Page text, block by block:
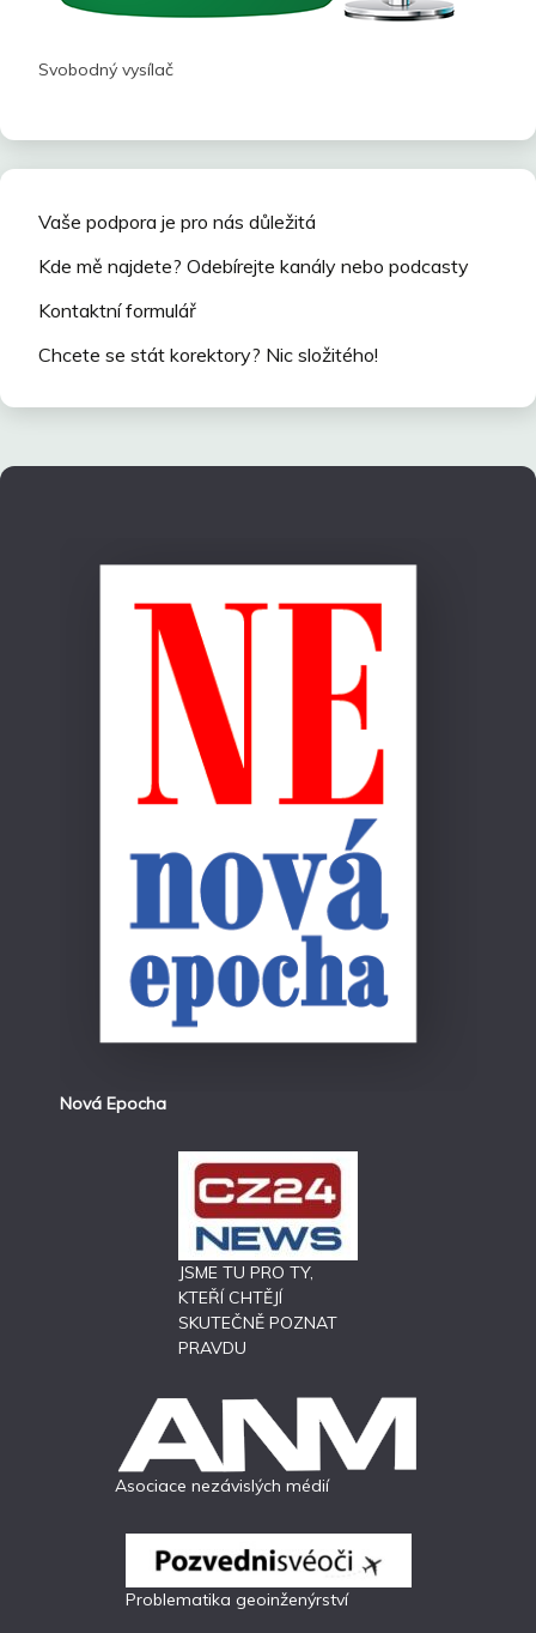
Svobodný vysílač
Vaše podpora je pro nás důležitá
Kde mě najdete? Odebírejte kanály nebo podcasty
Kontaktní formulář
Chcete se stát korektory? Nic složitého!
Nová Epocha
JSME TU PRO TY,
KTEŘÍ CHTĚJÍ
SKUTEČNĚ POZNAT
PRAVDU
Asociace nezávislých médií
Problematika geoinženýrství